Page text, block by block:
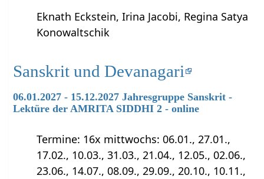
Eknath Eckstein, Irina Jacobi, Regina Satya
Konowaltschik
Sanskrit und Devanagari
06.01.2027 - 15.12.2027 Jahresgruppe Sanskrit -
Lektüre der AMRITA SIDDHI 2 - online
Termine: 16x mittwochs: 06.01., 27.01.,
17.02., 10.03., 31.03., 21.04., 12.05., 02.06.,
23.06., 14.07., 08.09., 29.09., 20.10., 10.11.,